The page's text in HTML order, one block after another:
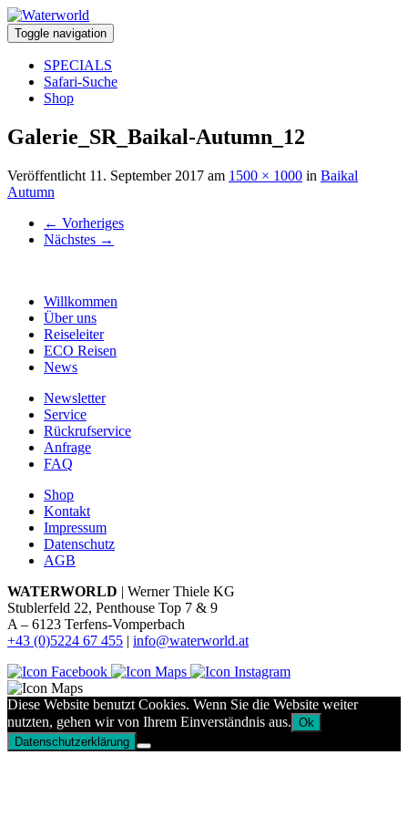
Toggle navigation
SPECIALS
Safari-Suche
Shop
Galerie_SR_Baikal-Autumn_12
Veröffentlicht 11. September 2017 am 1500 × 1000 in Baikal
Autumn
← Vorheriges
Nächstes →
Willkommen
Über uns
Reiseleiter
ECO Reisen
News
Newsletter
Service
Rückrufservice
Anfrage
FAQ
Shop
Kontakt
Impressum
Datenschutz
AGB
WATERWORLD | Werner Thiele KG
Stublerfeld 22, Penthouse Top 7 & 9
A – 6123 Terfens-Vomperbach
+43 (0)5224 67 455 | info@waterworld.at
Diese Website benutzt Cookies. Wenn Sie die Website weiter
nutzten, gehen wir von Ihrem Einverständnis aus. Ok
Datenschutzerklärung